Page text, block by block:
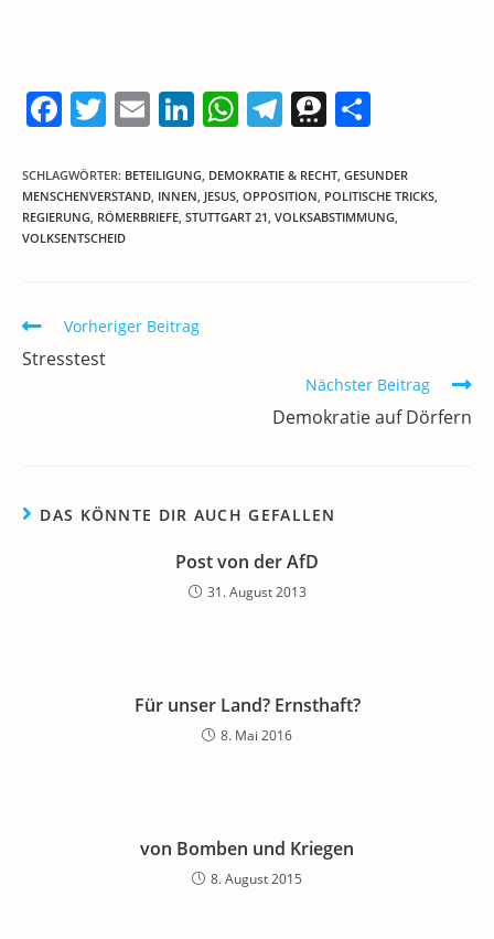
F
c
e
b
o
k
T
itt
er
E
ai
l
Li
k
e
W
at
s
T
e
gr
T
re
e
le
n
SCHLAGWÖRTER: BETEILIGUNG, DEMOKRATIE & RECHT, GESUNDER
MENSCHENVERSTAND, INNEN, JESUS, OPPOSITION, POLITISCHE TRICKS,
REGIERUNG, RÖMERBRIEFE, STUTTGART 21, VOLKSABSTIMMUNG,
VOLKSENTSCHEID
Weitere
ansehen
Vorheriger Beitrag
Stresstest
Nächster Beitrag
Demokratie auf Dörfern
DAS KÖNNTE DIR AUCH GEFALLEN
Post von der AfD
31. August 2013
Für unser Land? Ernsthaft?
8. Mai 2016
von Bomben und Kriegen
8. August 2015